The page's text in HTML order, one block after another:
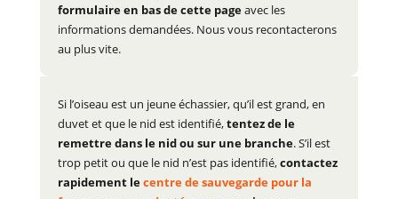
formulaire en bas de cette pageavec les
informations demandées. Nous vous recontacterons
au plus vite.
Si l’oiseau est un jeune échassier, qu’il est grand, en
duvet et que le nid est identifié,tentez de le
remettre dans le nid ou sur une branche. S’il est
trop petit ou que le nid n’est pas identifié,contactez
rapidement lecentre de sauvegarde pour la